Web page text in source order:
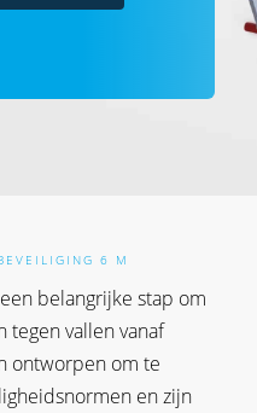
6 M
belangrijke stap om
vallen vanaf
ontworpen om te
en zijn